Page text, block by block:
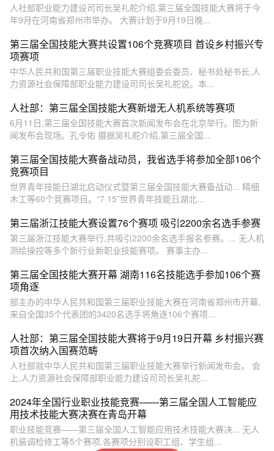
人社部职业能力建设司司长吴礼舵介绍,第三届全国技能大赛将于今
年9月在河南省郑州市举办。 大赛计划于9月19日晚...
第三届全国技能大赛共设置106个竞赛项目 首设乡村振兴专
项赛项
中华人民共和国第三届职业技能大赛组委会委员、秘书处秘书长,人
力资源社会保障部职业能力建设司司长吴礼舵说。本...
人社部：第三届全国技能大赛新增无人机系统等赛项
6月11日,第三届全国技能大赛首次新闻发布会在北京举行。图为新
闻发布会现场。孔令佑 摄据吴礼舵介绍,第三届全国...
第三届全国技能大赛备战动员，我省选手将参加全部106个
竞赛项目
世界青年技能日湖北启动仪式暨第三届全国技能大赛备战动... 精细
木工等60个竞赛项目。“7·15”世界青年技能日湖北...
第三届浙江技能大赛设置76个赛项 吸引2200余名选手参赛
第三届浙江技能大赛举行,共吸引2200余名选手报名参赛。... 无人机
测绘操控等多个新行业新职业技能赛项。 赛事主办...
第三届全国技能大赛开幕 湖南116名技能选手参加106个赛
项角逐
部主办的中华人民共和国第三届职业技能大赛在河南省郑州市开幕,
来自全国35个代表团的3420名选手将角逐106个赛项...
人社部：第三届全国技能大赛将于9月19日开幕 乡村振兴赛
项首次纳入国赛范畴
人社部就中华人民共和国第三届职业技能大赛举行新闻发布会。 会
上,人力资源社会保障部职业能力建设司司长吴礼舵...
2024年全国行业职业技能竞赛——第三届全国人工智能应
用技术技能大赛决赛在青岛开幕
职业技能竞赛——第三届全国人工智能应用技术技能大赛决... 无人
机装调检修工等5个赛项,各赛项分别设职工组、学生组...